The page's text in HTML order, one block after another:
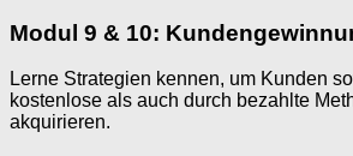
Modul 9 & 10:
Lerne Strategien kennen, um Kunden
kostenlose als auch durch bezahlte
akquirieren.